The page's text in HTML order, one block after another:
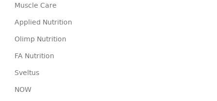
Muscle Care
Applied Nutrition
Olimp Nutrition
FA Nutrition
Sveltus
NOW